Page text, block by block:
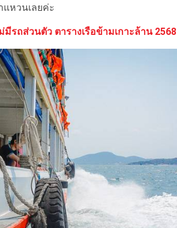
แหวนเลยค่ะ
มีรถส่วนตัว ตารางเรือข้ามเกาะล้าน 2568